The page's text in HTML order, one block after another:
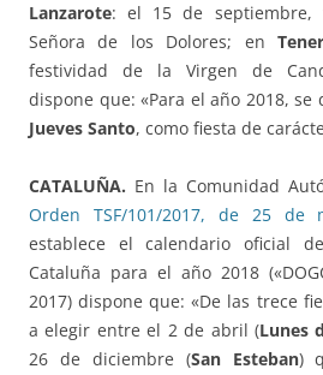
Lanzarote: el 15 de septiembre,
Señora de los Dolores; en
festividad de la Virgen de
dispone que: «Para el año 2018, se
Jueves Santo, como fiesta de
CATALUÑA. En la Comunidad
Orden TSF/101/2017, de 25 de
establece el calendario oficial
Cataluña para el año 2018
2017) dispone que: «De las trece
a elegir entre el 2 de abril (Lunes
26 de diciembre (San Esteban)